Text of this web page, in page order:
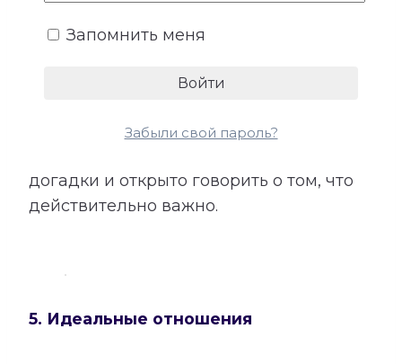
Расшифровка показывает, чего
мужчина и женщина могут ожидать от
партнера имеют для каждого особую
любовь, принятие и безопасность. Этот
догадки и открыто говорить о том, что
действительно важно.
5. Идеальные отношения
Запомнить меня
Забыли свой пароль?